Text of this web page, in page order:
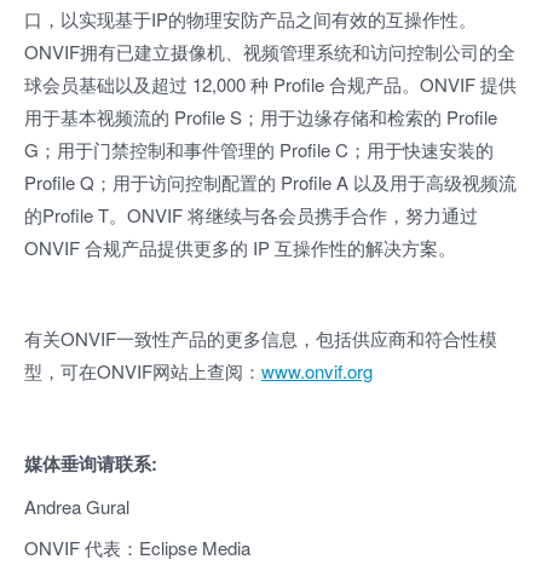
口，以实现基于IP的物理安防产品之间有效的互操作性。
ONVIF拥有已建立摄像机、视频管理系统和访问控制公司的全
球会员基础以及超过 12,000 种 Profile 合规产品。ONVIF 提供
用于基本视频流的 Profile S；用于边缘存储和检索的 Profile
G；用于门禁控制和事件管理的 Profile C；用于快速安装的
Profile Q；用于访问控制配置的 Profile A 以及用于高级视频流
的Profile T。ONVIF 将继续与各会员携手合作，努力通过
ONVIF 合规产品提供更多的 IP 互操作性的解决方案。
有关ONVIF一致性产品的更多信息，包括供应商和符合性模
型，可在ONVIF网站上查阅： www.onvif.org
媒体垂询请联系:
Andrea Gural
ONVIF 代表：Eclipse Media